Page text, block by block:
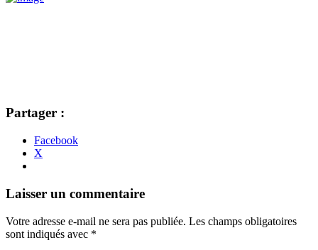
Partager :
Facebook
X
Navigation
articles
←
→
Laisser un commentaire
Votre adresse e-mail ne sera pas publiée. Les champs obligatoires
sont indiqués avec *